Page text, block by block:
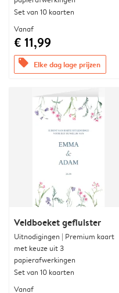
Set van 10 kaarten
Vanaf
€ 11,99
offers Elke dag lage prijzen
Veldboeket gefluister
Uitnodigingen | Premium kaart
met keuze uit 3
papierafwerkingen
Set van 10 kaarten
Vanaf